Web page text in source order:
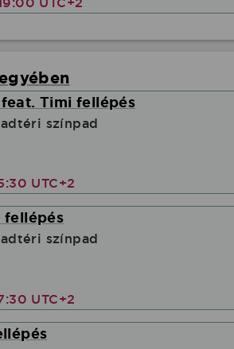
Timi fellépés
színpad
UTC+2
fellépés
színpad
UTC+2